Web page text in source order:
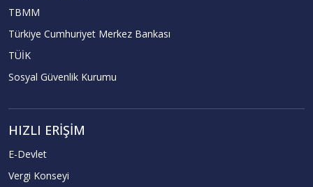
TBMM
Türkiye Cumhuriyet Merkez Bankası
TÜİK
Sosyal Güvenlik Kurumu
HIZLI ERIŞIM
E-Devlet
Vergi Konseyi